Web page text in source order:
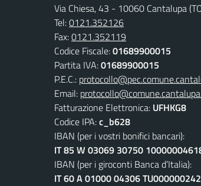
Via Chiesa, 43 - 10060 Cantalupa
Tel:0121.352126
Fax:0121.352119
Codice Fiscale:01689900015
Partita IVA:01689900015
P.E.C.:
Email:
Fatturazione Elettronica: UFHKG8
Codice IPA:c_b628
IBAN (per i vostri bonifici bancari):
IT 85 W 03069 30750
IBAN (per i giroconti Banca d’Italia):
IT 60 A 01000 04306